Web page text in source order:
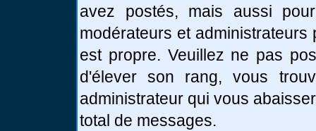
avez postés, mais aussi
modérateurs et
est propre. Veuillez ne pas
d'élever son rang, vous
administrateur qui vous
total de messages.